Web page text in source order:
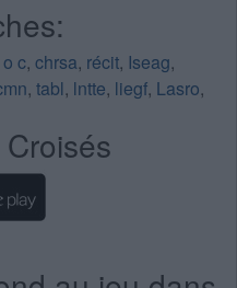
o c, chrsa, récit, Iseag,
, tabl, lntte, liegf, Lasro,